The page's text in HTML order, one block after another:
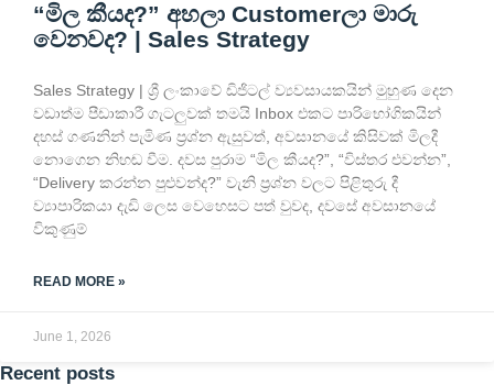
“මිල කීයද?” අහලා Customerලා මාරු
වෙනවද? | Sales Strategy
Sales Strategy | ශ්‍රී ලංකාවේ ඩිජිටල් ව්‍යවසායකයින් මුහුණ දෙන
වඩාත්ම පීඩාකාරී ගැටලුවක් තමයි Inbox එකට පාරිභෝගිකයින්
දහස් ගණනින් පැමිණ ප්‍රශ්න ඇසුවත්, අවසානයේ කිසිවක් මිලදී
නොගෙන නිහඬ වීම. දවස පුරාම “මිල කීයද?”, “විස්තර එවන්න”,
“Delivery කරන්න පුළුවන්ද?” වැනි ප්‍රශ්න වලට පිළිතුරු දී
ව්‍යාපාරිකයා දැඩි ලෙස වෙහෙසට පත් වුවද, දවසේ අවසානයේ
විකුණුම්
READ MORE »
June 1, 2026
Recent posts